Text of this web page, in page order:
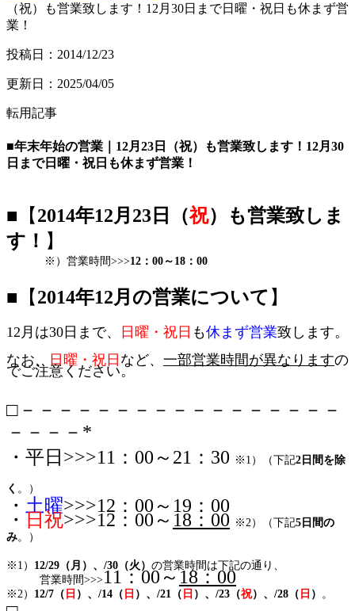
（祝）も営業致します！12月30日まで日曜・祝日も休まず営
業！
投稿日：2014/12/23
更新日：2025/04/05
転用記事
■年末年始の営業｜12月23日（祝）も営業致します！12月30
日まで日曜・祝日も休まず営業！
■【2014年12月23日（祝）も営業致しま
す！ 】
※）営業時間>>>12：00～18：00
■【2014年12月の営業について 】
12月は30日まで、 日曜・祝日 も休まず営業致します。
なお、 日曜・祝日 など、 一部営業時間が異なりますの
でご注意ください。
□－－－－－－－－－－－－－－－－－
－－－－*
・平日>>>11：00～21：30 ※1）（下記2日間を除
く 。）
・ 土曜>>>12：00～19：00
・ 日祝>>>12：00～ 18：00 ※2）（下記5日間の
み。）
※1） 12/29（月）、/30（火） の営業時間は下記の通り、
営業時間>>>11：00～18：00
※2） 12/7（ 日 ）、/14（ 日 ）、/21（ 日 ）、/23（祝）、/28（ 日 ） 。